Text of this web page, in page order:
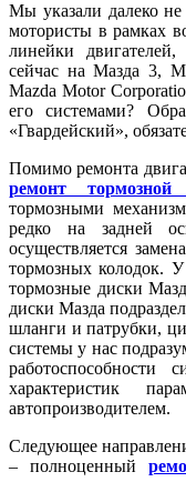
Мы указали далеко
мотористы в рамках
линейки двигателей,
сейчас на Мазда 3,
Mazda Motor
его системами?
«Гвардейский»,
Помимо ремонта
ремонт тормозной
тормозными
редко на задней
осуществляется
тормозных колодок.
тормозные диски
диски Мазда
шланги и патрубки,
системы у нас
работоспособности
характеристик
автопроизводителем.
Следующее
– полноценный